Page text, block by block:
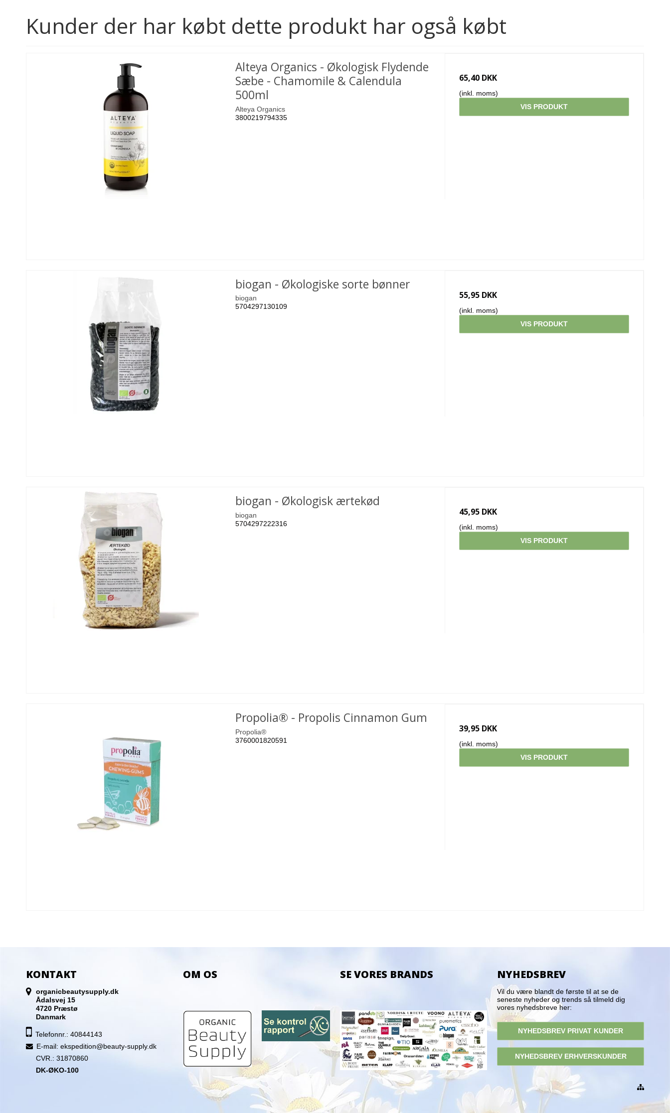
Kunder der har købt dette produkt har også købt
Alteya Organics - Økologisk Flydende
Sæbe - Chamomile & Calendula
500ml
Alteya Organics
3800219794335
65,40 DKK
(inkl. moms)
VIS PRODUKT
biogan - Økologiske sorte bønner
biogan
5704297130109
55,95 DKK
(inkl. moms)
VIS PRODUKT
biogan - Økologisk ærtekød
biogan
5704297222316
45,95 DKK
(inkl. moms)
VIS PRODUKT
Propolia® - Propolis Cinnamon Gum
Propolia®
3760001820591
39,95 DKK
(inkl. moms)
VIS PRODUKT
KONTAKT
organicbeautysupply.dk
Ådalsvej 15
4720 Præstø
Danmark
Telefonnr.: 40844143
E-mail: ekspedition@beauty-supply.dk
CVR.: 31870860
DK-ØKO-100
OM OS SE VORES BRANDS NYHEDSBREV
Vil du være blandt de første til at se de
seneste nyheder og trends så tilmeld dig
vores nyhedsbreve her:
NYHEDSBREV PRIVAT KUNDER
NYHEDSBREV ERHVERSKUNDER